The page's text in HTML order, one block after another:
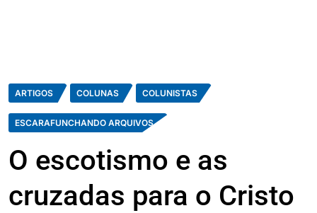
ARTIGOS COLUNAS COLUNISTAS
ESCARAFUNCHANDO ARQUIVOS
O escotismo e as
cruzadas para o Cristo